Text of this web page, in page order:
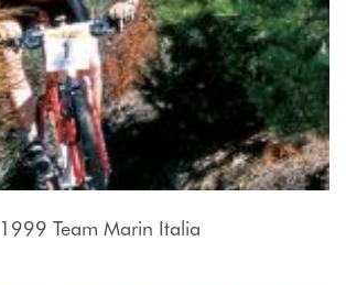
1999 Team Marin Italia